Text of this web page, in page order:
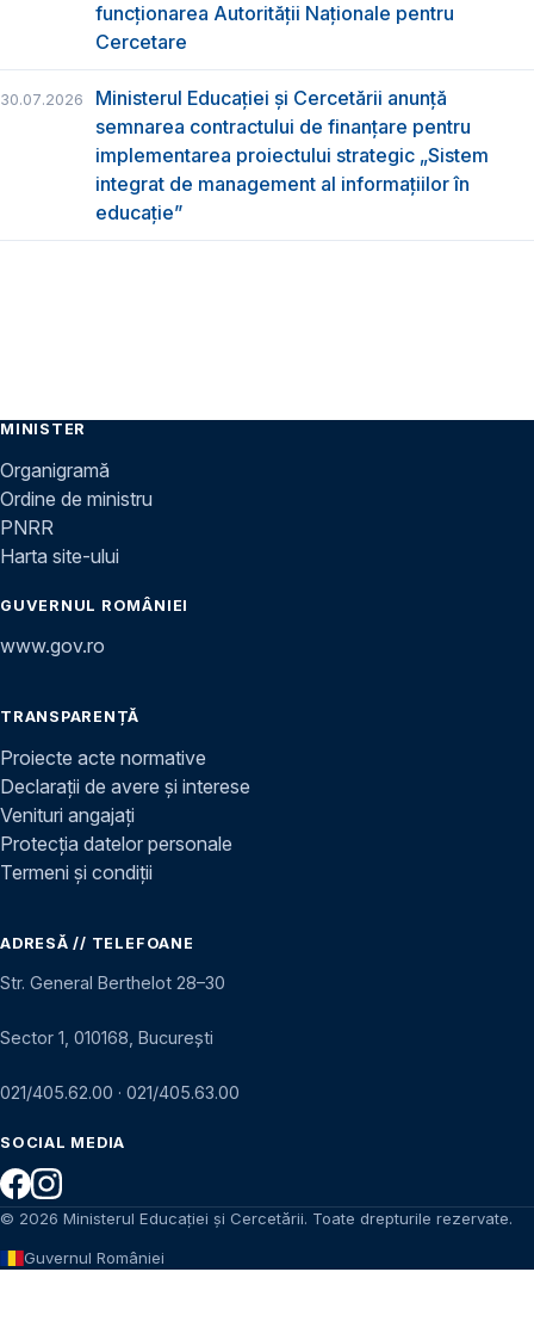
funcţionarea Autorităţii Naţionale pentru
Cercetare
30.07.2026
Ministerul Educației și Cercetării anunță
semnarea contractului de finanțare pentru
implementarea proiectului strategic „Sistem
integrat de management al informațiilor în
educație”
MINISTER
Organigramă
Ordine de ministru
PNRR
Harta site-ului
GUVERNUL ROMÂNIEI
www.gov.ro
TRANSPARENȚĂ
Proiecte acte normative
Declarații de avere și interese
Venituri angajați
Protecția datelor personale
Termeni și condiții
ADRESĂ // TELEFOANE
Str. General Berthelot 28–30
Sector 1, 010168, București
021/405.62.00 · 021/405.63.00
SOCIAL MEDIA
© 2026 Ministerul Educației și Cercetării. Toate drepturile rezervate.
Guvernul României